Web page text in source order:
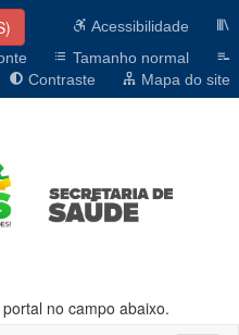
Acessibilidade
Tamanho normal
Contraste Mapa do site
no campo abaixo.